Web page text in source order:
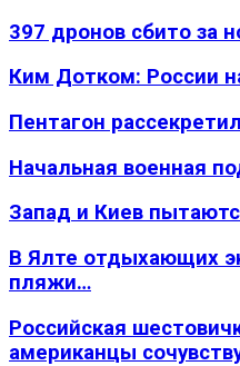
397 дронов сбито за
Ким Дотком: России
Пентагон
Начальная военная
Запад и Киев
В Ялте отдыхающих
пляжи…
Российская
американцы